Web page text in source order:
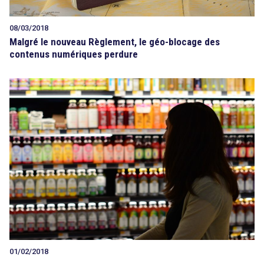
08/03/2018
Malgré le nouveau Règlement, le géo-blocage des
contenus numériques perdure
01/02/2018